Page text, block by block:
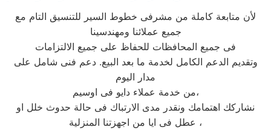
لأن متابعة كاملة من مشرفى خطوط السير للتنسيق التام مع
جميع عملائنا ومهندسينا
فى جميع المحافظات للحفاظ على جميع الالتزامات
وتقديم الدعم الكامل لخدمة ما بعد البيع. دعم فنى شامل على
مدار اليوم
من خدمة عملاء دايو فى اوسيم،
نشاركك اهتمامك ونقدر مدى الارتباك فى حالة حدوث خلل او
عطل فى ايا من اجهزتنا المنزلية ،